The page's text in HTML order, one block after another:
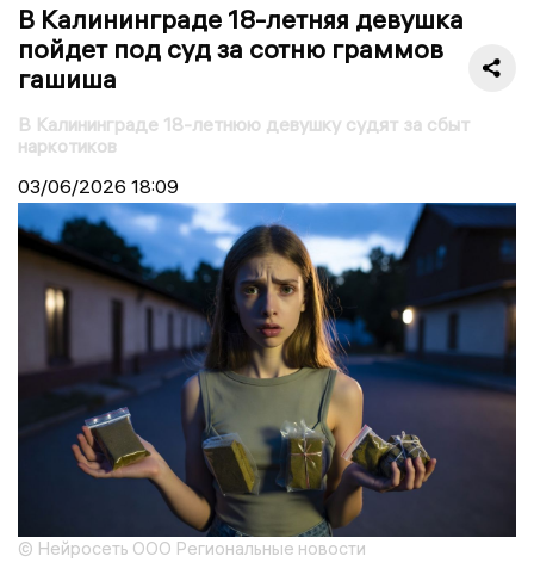
В Калининграде 18-летняя девушка
пойдет под суд за сотню граммов
гашиша
В Калининграде 18-летнюю девушку судят за сбыт
наркотиков
03/06/2026 18:09
© Нейросеть ООО Региональные новости